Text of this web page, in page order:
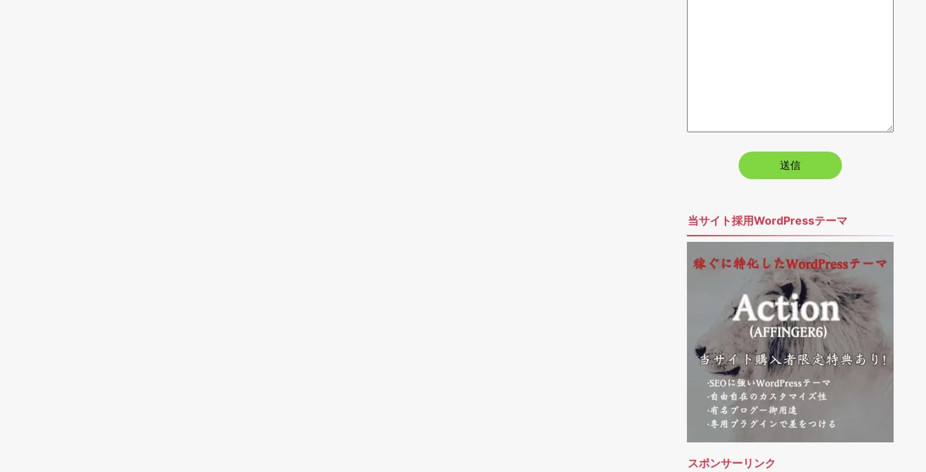
当サイト採用WordPressテーマ
スポンサーリンク